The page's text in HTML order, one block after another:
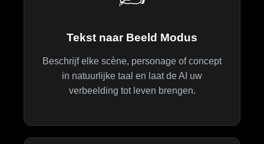
Tekst naar Beeld Modus
Beschrijf elke scène, personage of concept
in natuurlijke taal en laat de AI uw
verbeelding tot leven brengen.